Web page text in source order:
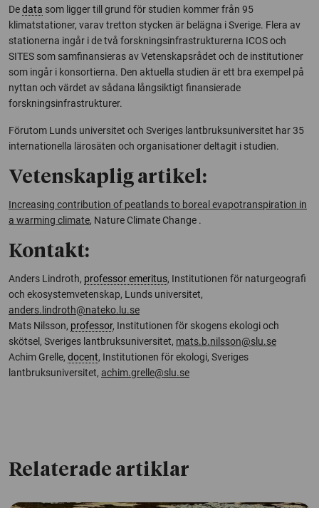
Dedata som ligger till grund för studien kommer från 95
klimatstationer, varav tretton stycken är belägna i Sverige. Flera av
stationerna ingår i de två forskningsinfrastrukturerna ICOS och
SITES som samfinansieras av Vetenskapsrådet och de institutioner
som ingår i konsortierna. Den aktuella studien är ett bra exempel på
nyttan och värdet av sådana långsiktigt finansierade
forskningsinfrastrukturer.
Förutom Lunds universitet och Sveriges lantbruksuniversitet har 35
internationella lärosäten och organisationer deltagit i studien.
Vetenskaplig artikel:
Increasing contribution of peatlands to boreal evapotranspiration in
a warming climate, Nature Climate Change .
Kontakt:
Anders Lindroth, professor emeritus, Institutionen för naturgeografi
och ekosystemvetenskap, Lunds universitet,
anders.lindroth@nateko.lu.se
Mats Nilsson, professor, Institutionen för skogens ekologi och
skötsel, Sveriges lantbruksuniversitet, mats.b.nilsson@slu.se
Achim Grelle, docent, Institutionen för ekologi, Sveriges
lantbruksuniversitet, achim.grelle@slu.se
Relaterade artiklar